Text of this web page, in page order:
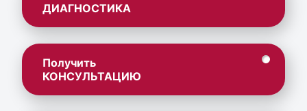
ДИАГНОСТИКА
Получить
КОНСУЛЬТАЦИЮ